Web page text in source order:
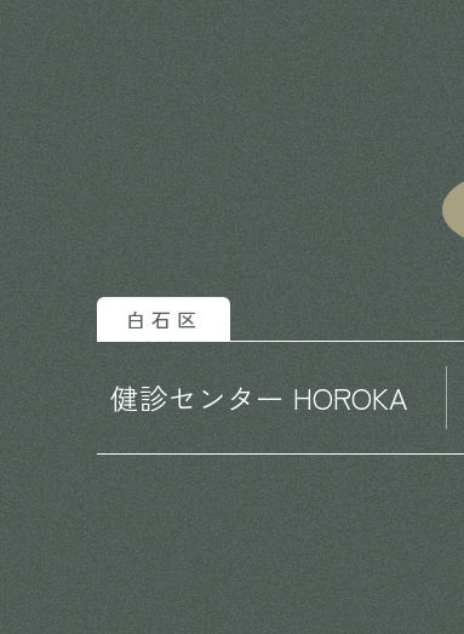
白石区
健診センター HOROKA